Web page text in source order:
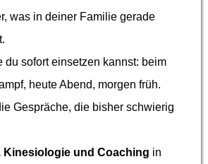
was in deiner Familie gerade
du sofort einsetzen kannst: beim
heute Abend, morgen früh.
Gespräche, die bisher schwierig
Kinesiologie und Coaching in